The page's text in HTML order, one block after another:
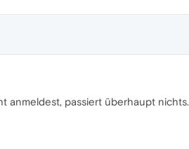
anmeldest, passiert überhaupt nichts.